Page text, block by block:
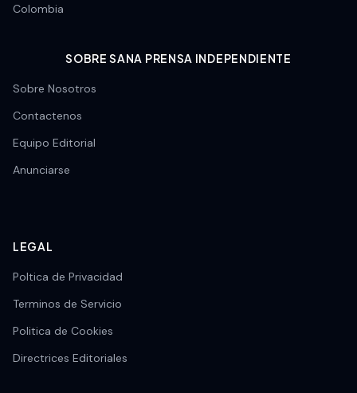
Colombia
SOBRE SANA PRENSA INDEPENDIENTE
Sobre Nosotros
Contactenos
Equipo Editorial
Anunciarse
LEGAL
Poltica de Privacidad
Terminos de Servicio
Politica de Cookies
Directrices Editoriales